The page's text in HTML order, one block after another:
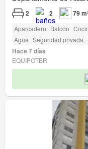
2 2 79
Aparcadero Balcón
Agua Seguridad privada
Hace 7 días
EQUIPOTBR